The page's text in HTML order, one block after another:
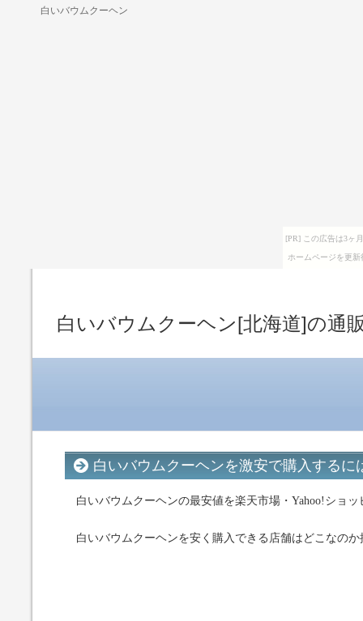
[PR] この広告は3ヶ
ホームページを更
白いバウムクーヘン
白いバウムクーヘン[北海道]の通
白いバウムクーヘンを激安で購入するに
白いバウムクーヘンの最安値を楽天市場・Yahoo!ショ
白いバウムクーヘンを安く購入できる店舗はどこなの